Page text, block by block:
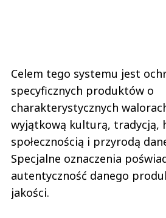
Celem tego systemu jest
specyficznych produktów o
charakterystycznych
wyjątkową kulturą, tradycją,
społecznością i przyrodą
Specjalne oznaczenia
autentyczność danego
jakości.